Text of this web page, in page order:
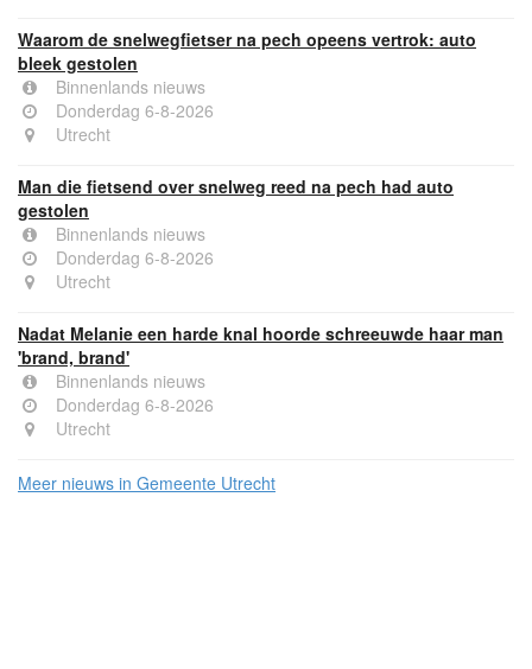
Waarom de snelwegfietser na pech opeens vertrok: auto
bleek gestolen
Binnenlands nieuws
Donderdag 6-8-2026
Utrecht
Man die fietsend over snelweg reed na pech had auto
gestolen
Binnenlands nieuws
Donderdag 6-8-2026
Utrecht
Nadat Melanie een harde knal hoorde schreeuwde haar man
'brand, brand'
Binnenlands nieuws
Donderdag 6-8-2026
Utrecht
Meer nieuws in Gemeente Utrecht